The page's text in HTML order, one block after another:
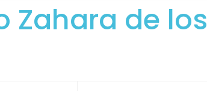
Zahara de los